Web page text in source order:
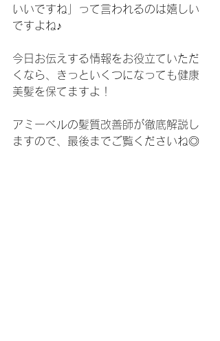
いいですね」って言われるのは嬉しい
ですよね♪
今日お伝えする情報をお役立ていただ
くなら、きっといくつになっても健康
美髪を保てますよ！
アミーベルの髪質改善師が徹底解説し
ますので、最後までご覧くださいね◎